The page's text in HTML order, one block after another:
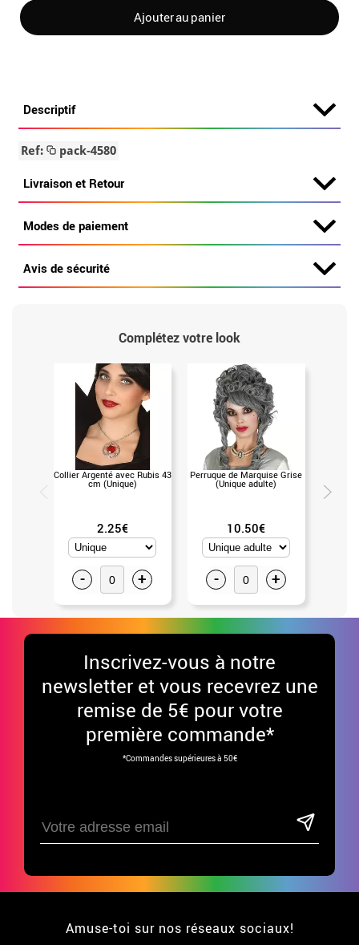
Ajouter au panier
Descriptif
Ref: pack-4580
Livraison et Retour
Modes de paiement
Avis de sécurité
Complétez votre look
Collier Argenté avec Rubis 43
cm (Unique)
2.25€
- +
Perruque de Marquise Grise
(Unique adulte)
10.50€
- +
Inscrivez-vous à notre
newsletter et vous recevrez une
remise de 5€ pour votre
première commande*
*Commandes supérieures à 50€
Amuse-toi sur nos réseaux sociaux!